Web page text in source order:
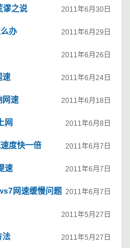
2011年6月30日
谬之说
2011年6月29日
办
2011年6月26日
2011年6月24日
速
2011年6月18日
网速
2011年6月8日
网
2011年6月7日
度快一倍
2011年6月7日
速
2011年6月7日
网速缓慢问题
2011年5月27日
2011年5月27日
法